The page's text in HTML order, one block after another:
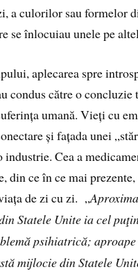
a culorilor sau formelor
se înlocuiau unele pe
aplecarea spre
condus către o concluzie
umană. Vieți cu
și fațada unei
industrie. Cea a
din ce în ce mai
de zi cu zi. „
Statele Unite ia cel
psihiatrică;
mijlocie din Statele